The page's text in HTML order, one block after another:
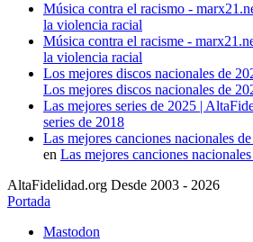
Música contra el racismo -
la violencia racial
Música contra el racisme -
la violencia racial
Los mejores discos nacionales de
Los mejores discos nacionales de
Las mejores series de 2025 |
series de 2018
Las mejores canciones nacionales
en Las mejores canciones
AltaFidelidad.org Desde 2003 - 2026
Portada
Mastodon